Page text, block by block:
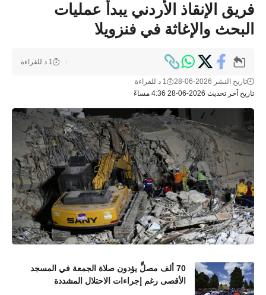
فريق الإنقاذ الأردني يبدأ عمليات
البحث والإغاثة في فنزويلا
تاريخ آخر تحديث 2026-06-28 4:36 مساءً
تاريخ النشر 2026-06-28 1 د للقراءة
1 د للقراءة
70 ألف مصلٍّ يؤدون صلاة الجمعة في المسجد
الأقصى رغم إجراءات الاحتلال المشددة